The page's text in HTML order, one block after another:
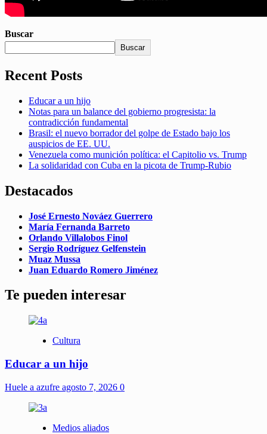
Buscar
Buscar
Recent Posts
Educar a un hijo
Notas para un balance del gobierno progresista: la
contradicción fundamental
Brasil: el nuevo borrador del golpe de Estado bajo los
auspicios de EE. UU.
Venezuela como munición política: el Capitolio vs. Trump
La solidaridad con Cuba en la picota de Trump-Rubio
Destacados
José Ernesto Nováez Guerrero
María Fernanda Barreto
Orlando Villalobos Finol
Sergio Rodríguez Gelfenstein
Muaz Mussa
Juan Eduardo Romero Jiménez
Te pueden interesar
Cultura
Educar a un hijo
Huele a azufre agosto 7, 2026 0
Medios aliados